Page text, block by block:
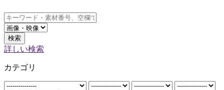
検索
詳しい検索
カテゴリ